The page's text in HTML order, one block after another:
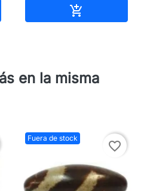

en la misma
Fuera de stock
favorite_border